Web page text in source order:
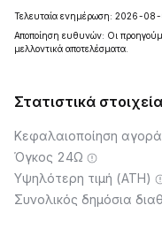
Τελευταία ενημέρωση: 2026-
Αποποίηση ευθυνών: Οι
μελλοντικά αποτελέσματα.
Στατιστικά
Κεφαλαιοποίηση
Όγκος 24Ω
Υψηλότερη τιμή (ATH)
Συνολικός δημόσια